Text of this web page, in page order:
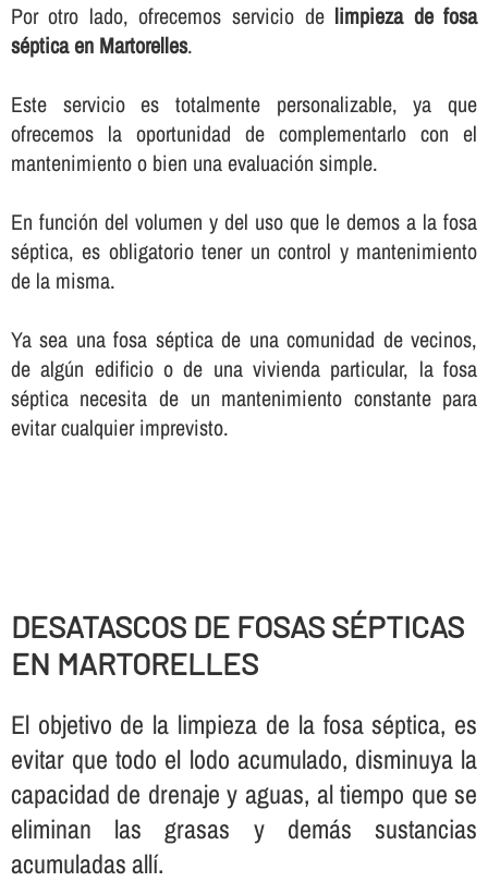
Por otro lado, ofrecemos servicio de limpieza de fosa
séptica en Martorelles.
Este servicio es totalmente personalizable, ya que
ofrecemos la oportunidad de complementarlo con el
mantenimiento o bien una evaluación simple.
En función del volumen y del uso que le demos a la fosa
séptica, es obligatorio tener un control y mantenimiento
de la misma.
Ya sea una fosa séptica de una comunidad de vecinos,
de algún edificio o de una vivienda particular, la fosa
séptica necesita de un mantenimiento constante para
evitar cualquier imprevisto.
DESATASCOS DE FOSAS SÉPTICAS
EN MARTORELLES
El objetivo de la limpieza de la fosa séptica, es
evitar que todo el lodo acumulado, disminuya la
capacidad de drenaje y aguas, al tiempo que se
eliminan las grasas y demás sustancias
acumuladas allí­.